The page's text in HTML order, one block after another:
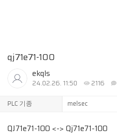
qj71e71-100
ekqls
24.02.26. 11:50 2116
PLC 기종 melsec
QJ71e71-100 <-> Qj71e71-100